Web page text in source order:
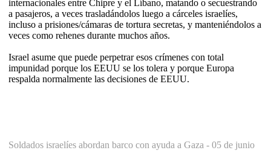
internacionales entre Chipre y el Líbano, matando o secuestrando
a pasajeros, a veces trasladándolos luego a cárceles israelíes,
incluso a prisiones/cámaras de tortura secretas, y manteniéndolos a
veces como rehenes durante muchos años.
Israel asume que puede perpetrar esos crímenes con total
impunidad porque los EEUU se los tolera y porque Europa
respalda normalmente las decisiones de EEUU.
Soldados israelíes abordan barco con ayuda a Gaza - 05 de junio